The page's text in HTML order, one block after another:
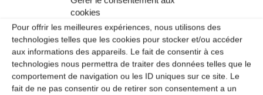
cookies
Pour offrir les meilleures expériences, nous utilisons des
technologies telles que les cookies pour stocker et/ou accéder
aux informations des appareils. Le fait de consentir à ces
technologies nous permettra de traiter des données telles que le
comportement de navigation ou les ID uniques sur ce site. Le
fait de ne pas consentir ou de retirer son consentement a un
Save my name, email, and site URL in my browser for next
time I post a comment.
Ce site utilise Akismet pour réduire les indésirables.En
savoir plus sur la façon dont les données de vos
commentaires sont traitées